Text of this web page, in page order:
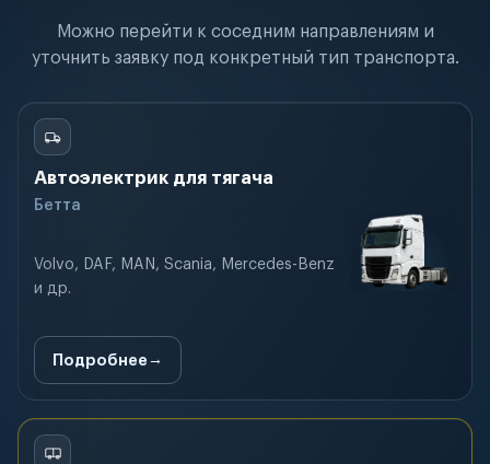
Можно перейти к соседним направлениям и
уточнить заявку под конкретный тип транспорта.
Автоэлектрик для тягача
Бетта
Volvo, DAF, MAN, Scania, Mercedes-Benz
и др.
Подробнее